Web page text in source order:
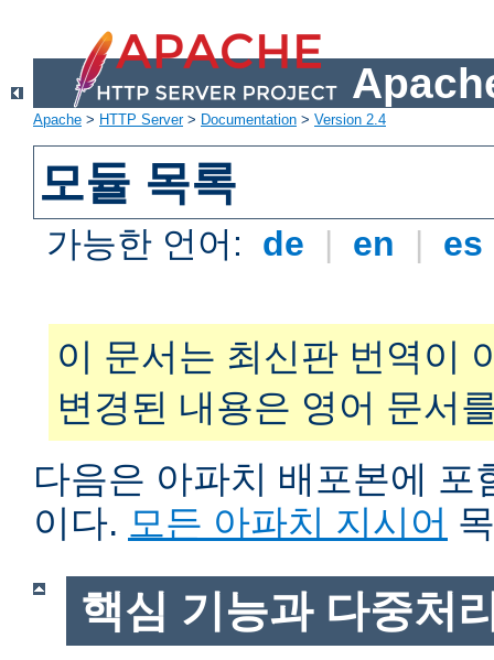
Apache > HTTP Server> Documentation > Version 2.4
모듈 목록
가능한 언어: de | en | es
이 문서는 최신판 번역이
변경된 내용은 영어 문서
다음은 아파치 배포본에 포
이다. 모든 아파치 지시어
핵심 기능과 다중처